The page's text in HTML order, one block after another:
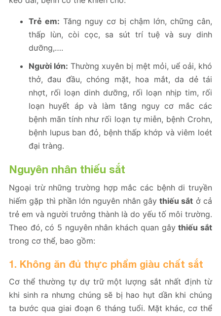
Trẻ em: Tăng nguy cơ bị chậm lớn, chững cân,
thấp lùn, còi cọc, sa sút trí tuệ và suy dinh
dưỡng,….
Người lớn: Thường xuyên bị mệt mỏi, uể oải, khó
thở, đau đầu, chóng mặt, hoa mắt, da dẻ tái
nhợt, rối loạn dinh dưỡng, rối loạn nhịp tim, rối
loạn huyết áp và làm tăng nguy cơ mắc các
bệnh mãn tính như rối loạn tự miễn, bệnh Crohn,
bệnh lupus ban đỏ, bệnh thấp khớp và viêm loét
đại tràng.
Nguyên nhân thiếu sắt
Ngoại trừ những trường hợp mắc các bệnh di truyền
hiếm gặp thì phần lớn nguyên nhân gâythiếu sắt ở cả
trẻ em và người trưởng thành là do yếu tố môi trường.
Theo đó, có 5 nguyên nhân khách quan gâythiếu sắt
trong cơ thể, bao gồm:
1. Không ăn đủ thực phẩm giàu chất sắt
Cơ thể thường tự dự trữ một lượng sắt nhất định từ
khi sinh ra nhưng chúng sẽ bị hao hụt dần khi chúng
ta bước qua giai đoạn 6 tháng tuổi. Mặt khác, cơ thể